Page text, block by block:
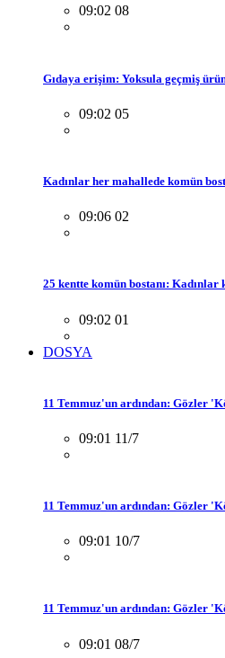
09:02 08
Gıdaya erişim: Yoksula geçmiş
09:02 05
Kadınlar her mahallede komün
09:06 02
25 kentte komün bostanı:
09:02 01
DOSYA
11 Temmuz'un ardından: Gözler
09:01 11/7
11 Temmuz'un ardından: Gözler
09:01 10/7
11 Temmuz'un ardından: Gözler
09:01 08/7